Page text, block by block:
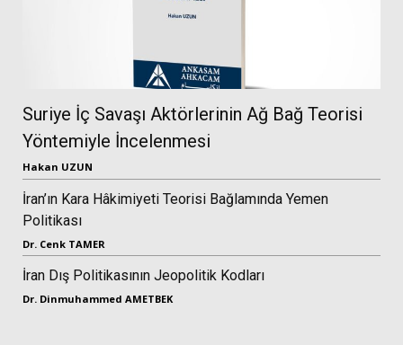
Suriye İç Savaşı Aktörlerinin Ağ Bağ Teorisi
Yöntemiyle İncelenmesi
Hakan UZUN
İran’ın Kara Hâkimiyeti Teorisi Bağlamında Yemen
Politikası
Dr. Cenk TAMER
İran Dış Politikasının Jeopolitik Kodları
Dr. Dinmuhammed AMETBEK